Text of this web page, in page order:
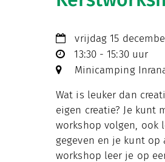
vrijdag 15
13:30 - 15:30 uur
Minicamping
Wat is leuker dan
eigen creatie? Je kunt
workshop volgen, ook
gegeven en je kunt op
workshop leer je op